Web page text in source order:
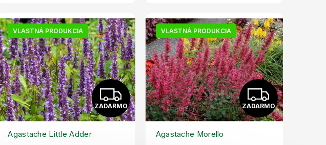
VLASTNÁ PRODUKCIA
Z
A
ZADARMO
Agastache Little Adder
VLASTNÁ PRODUKCIA
Z
A
ZADARMO
Agastache Morello